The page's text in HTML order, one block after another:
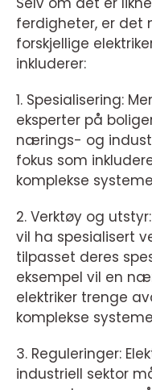
ferdigheter, er det
forskjellige
inkluderer:
1. Spesialisering:
eksperter på
nærings- og
fokus som
komplekse
2. Verktøy og
vil ha spesialisert
tilpasset deres
eksempel vil en
elektriker trenge
komplekse
3. Reguleringer:
industriell sektor